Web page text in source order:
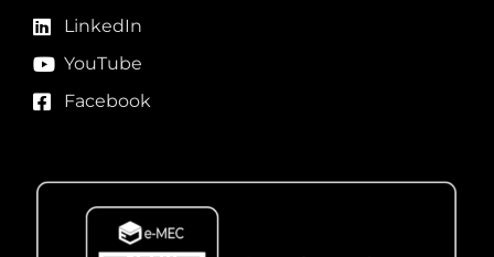
LinkedIn
YouTube
Facebook